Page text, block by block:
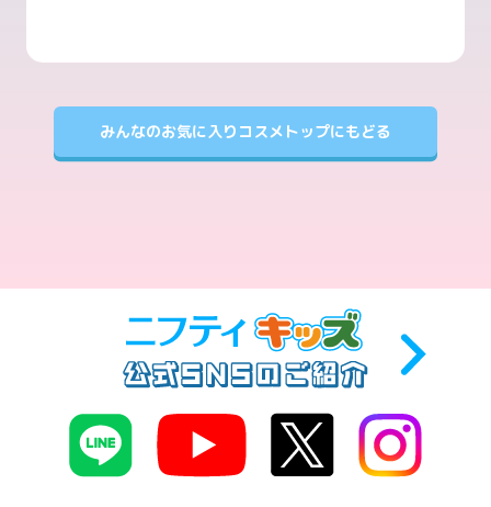
みんなのお気に入りコスメトップにもどる